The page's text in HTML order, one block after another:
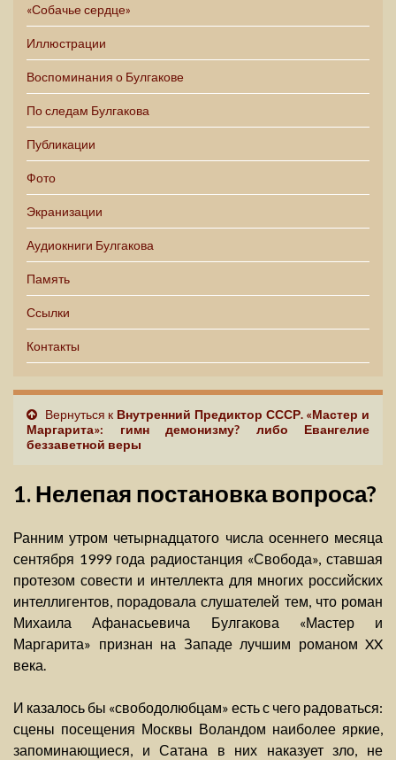
«Собачье сердце»
Иллюстрации
Воспоминания о Булгакове
По следам Булгакова
Публикации
Фото
Экранизации
Аудиокниги Булгакова
Память
Ссылки
Контакты
Вернуться к Внутренний Предиктор СССР. «Мастер и
Маргарита»: гимн демонизму? либо Евангелие
беззаветной веры
1. Нелепая постановка вопроса?
Ранним утром четырнадцатого числа осеннего месяца
сентября 1999 года радиостанция «Свобода», ставшая
протезом совести и интеллекта для многих российских
интеллигентов, порадовала слушателей тем, что роман
Михаила Афанасьевича Булгакова «Мастер и
Маргарита» признан на Западе лучшим романом XX
века.
И казалось бы «свободолюбцам» есть с чего радоваться:
сцены посещения Москвы Воландом наиболее яркие,
запоминающиеся, и Сатана в них наказует зло, не